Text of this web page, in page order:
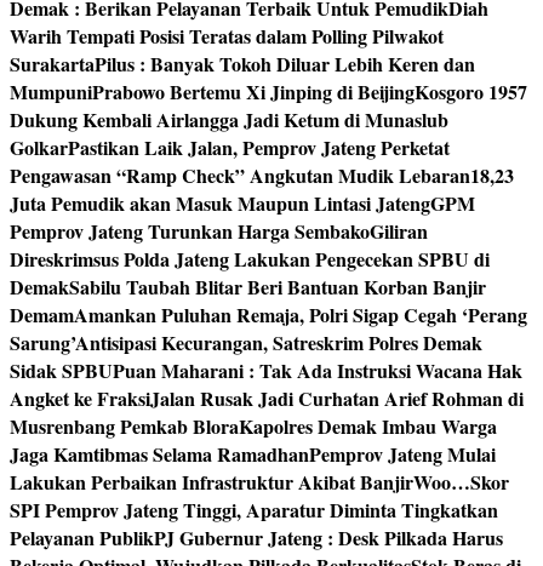
Demak : Berikan Pelayanan Terbaik Untuk PemudikDiah
Warih Tempati Posisi Teratas dalam Polling Pilwakot
SurakartaPilus : Banyak Tokoh Diluar Lebih Keren dan
MumpuniPrabowo Bertemu Xi Jinping di BeijingKosgoro 1957
Dukung Kembali Airlangga Jadi Ketum di Munaslub
GolkarPastikan Laik Jalan, Pemprov Jateng Perketat
Pengawasan “Ramp Check” Angkutan Mudik Lebaran18,23
Juta Pemudik akan Masuk Maupun Lintasi JatengGPM
Pemprov Jateng Turunkan Harga SembakoGiliran
Direskrimsus Polda Jateng Lakukan Pengecekan SPBU di
DemakSabilu Taubah Blitar Beri Bantuan Korban Banjir
DemamAmankan Puluhan Remaja, Polri Sigap Cegah ‘Perang
Sarung’Antisipasi Kecurangan, Satreskrim Polres Demak
Sidak SPBUPuan Maharani : Tak Ada Instruksi Wacana Hak
Angket ke FraksiJalan Rusak Jadi Curhatan Arief Rohman di
Musrenbang Pemkab BloraKapolres Demak Imbau Warga
Jaga Kamtibmas Selama RamadhanPemprov Jateng Mulai
Lakukan Perbaikan Infrastruktur Akibat BanjirWoo…Skor
SPI Pemprov Jateng Tinggi, Aparatur Diminta Tingkatkan
Pelayanan PublikPJ Gubernur Jateng : Desk Pilkada Harus